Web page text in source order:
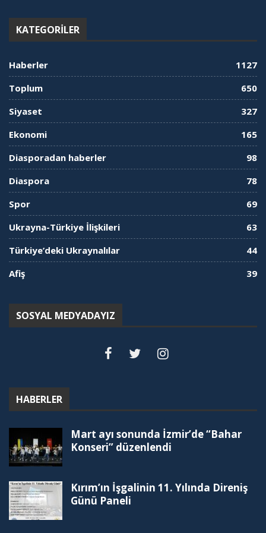
KATEGORILER
Haberler
1127
Toplum
650
Siyaset
327
Ekonomi
165
Diasporadan haberler
98
Diaspora
78
Spor
69
Ukrayna-Türkiye İlişkileri
63
Türkiye’deki Ukraynalılar
44
Afiş
39
SOSYAL MEDYADAYIZ
HABERLER
Mart ayı sonunda İzmir’de “Bahar
Konseri” düzenlendi
Kırım’ın İşgalinin 11. Yılında Direniş
Günü Paneli